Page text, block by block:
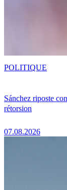
Sánchez riposte
rétorsion
07.08.2026
POLITIQUE